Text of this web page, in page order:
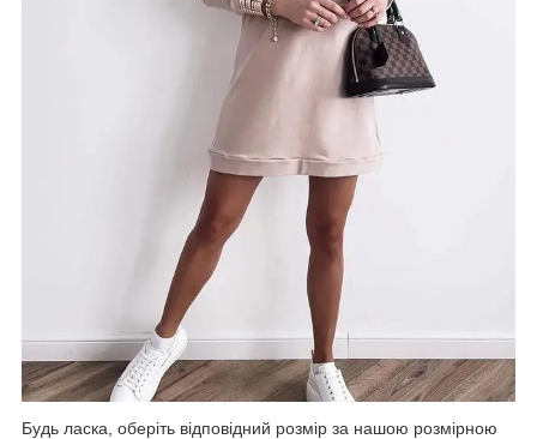
Будь ласка, оберіть відповідний розмір за нашою розмірною